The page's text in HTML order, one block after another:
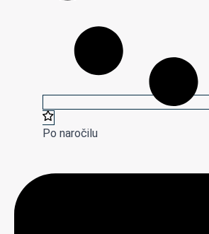
Po naročilu